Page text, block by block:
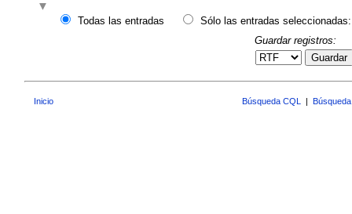
Todas las entradas
Sólo las entradas seleccionadas:
Guardar registros:
Guardar
Inicio Búsqueda CQL